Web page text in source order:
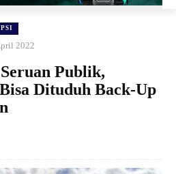
2022
Publik,
Dituduh Back-Up